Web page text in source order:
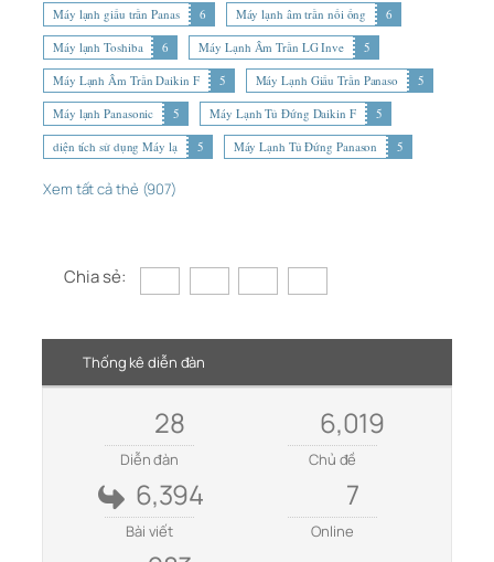
Máy lạnh giấu trần Panas
6 Máy lạnh âm trần nối ống
6
Máy lạnh Toshiba
6 Máy Lạnh Âm Trần LG Inve
5
Máy Lạnh Âm Trần Daikin F
5 Máy Lạnh Giấu Trần Panaso
5
Máy lạnh Panasonic
5 Máy Lạnh Tủ Đứng Daikin F
5
diện tích sử dụng Máy lạ
5 Máy Lạnh Tủ Đứng Panason 5
Xem tất cả thẻ (907)
Chia sẻ:
Thống kê diễn đàn
28
Diễn đàn
6,019
Chủ đề
6,394
Bài viết
7
Online